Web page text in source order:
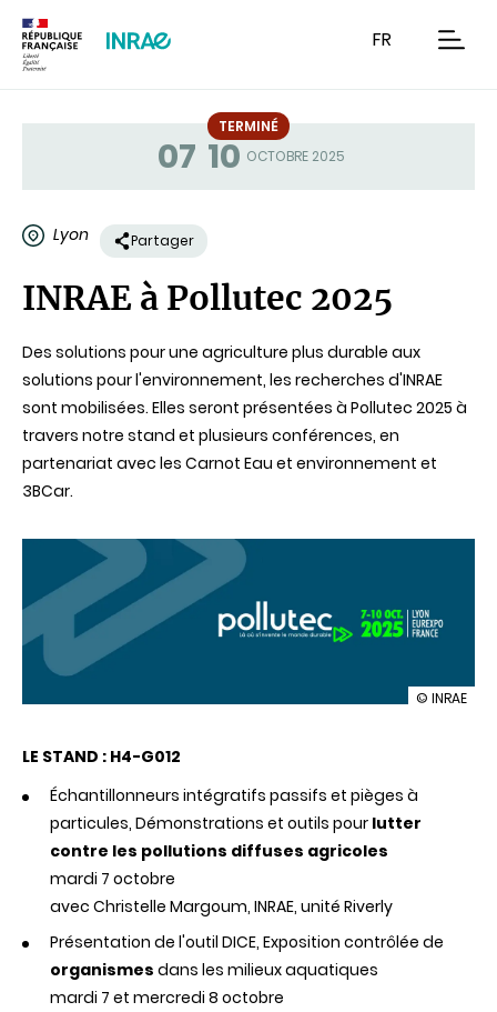
FR
07 10 OCTOBRE 2025
Statut
TERMINÉ
Lyon Partager
INRAE à Pollutec 2025
Des solutions pour une agriculture plus durable aux
solutions pour l'environnement, les recherches d'INRAE
sont mobilisées. Elles seront présentées à Pollutec 2025 à
travers notre stand et plusieurs conférences, en
partenariat avec les Carnot Eau et environnement et
3BCar.
illustration
© INRAE
LE STAND : H4-G012
Échantillonneurs intégratifs passifs et pièges à
particules, Démonstrations et outils pour lutter
contre les pollutions diffuses agricoles
mardi 7 octobre
avec Christelle Margoum, INRAE, unité Riverly
Présentation de l'outil DICE, Exposition contrôlée de
organismes dans les milieux aquatiques
mardi 7 et mercredi 8 octobre